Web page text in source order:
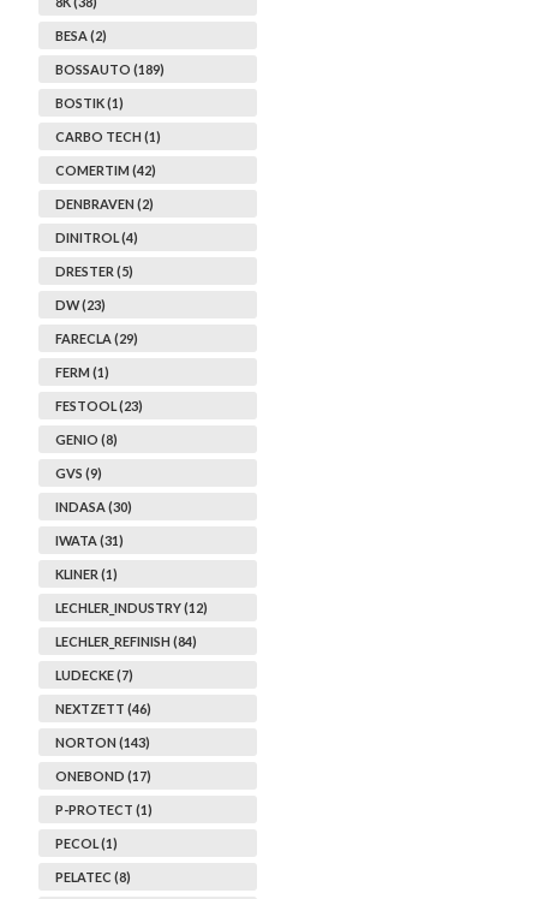
BESA (2)
BOSSAUTO (189)
BOSTIK (1)
CARBO TECH (1)
COMERTIM (42)
DENBRAVEN (2)
DINITROL (4)
DRESTER (5)
DW (23)
FARECLA (29)
FERM (1)
FESTOOL (23)
GENIO (8)
GVS (9)
INDASA (30)
IWATA (31)
KLINER (1)
LECHLER_INDUSTRY (12)
LECHLER_REFINISH (84)
LUDECKE (7)
NEXTZETT (46)
NORTON (143)
ONEBOND (17)
P-PROTECT (1)
PECOL (1)
PELATEC (8)